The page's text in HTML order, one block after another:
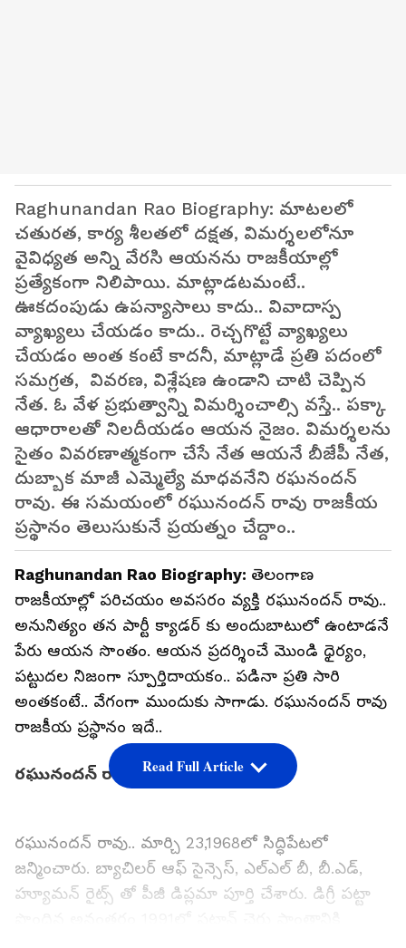
Raghunandan Rao Biography: మాటలలో
చతురత, కార్య శీలతలో దక్షత, విమర్శలలోనూ
వైవిధ్యత అన్ని వేరసి ఆయనను రాజకీయాల్లో
ప్రత్యేకంగా నిలిపాయి. మాట్లాడటమంటే..
ఊకదంపుడు ఉపన్యాసాలు కాదు.. వివాదాస్ప
వ్యాఖ్యలు చేయడం కాదు.. రెచ్చగొట్టే వ్యాఖ్యలు
చేయడం అంత కంటే కాదనీ, మాట్లాడే ప్రతి పదంలో
సమగ్రత, వివరణ, విశ్లేషణ ఉండాని చాటి చెప్పిన
నేత. ఓ వేళ ప్రభుత్వాన్ని విమర్శించాల్సి వస్తే.. పక్కా
ఆధారాలతో నిలదీయడం ఆయన నైజం. విమర్శలను
సైతం వివరణాత్మకంగా చేసే నేత ఆయనే బీజేపీ నేత,
దుబ్బాక మాజీ ఎమ్మెల్యే మాధవనేని రఘనందన్
రావు. ఈ సమయంలో రఘునందన్ రావు రాజకీయ
ప్రస్థానం తెలుసుకునే ప్రయత్నం చేద్దాం..
Raghunandan Rao Biography: తెలంగాణ
రాజకీయాల్లో పరిచయం అవసరం వ్యక్తి రఘునందన్ రావు..
అనునిత్యం తన పార్టీ క్యాడర్ కు అందుబాటులో ఉంటాడనే
పేరు ఆయన సొంతం. ఆయన ప్రదర్శించే మొండి ధైర్యం,
పట్టుదల నిజంగా స్పూర్తిదాయకం.. పడినా ప్రతి సారి
అంతకంటే.. వేగంగా ముందుకు సాగాడు. రఘునందన్ రావు
రాజకీయ ప్రస్థానం ఇదే..
రఘునందన్ రావు బాల్యం, విద్యాభ్యాసం
రఘునందన్ రావు.. మార్చి 23,1968లో సిద్ధిపేటలో
జన్మించారు. బ్యాచిలర్ ఆఫ్ సైన్సెస్, ఎల్ఎల్ బీ, బీ.ఎడ్,
హ్యూమన్ రైట్స్ తో పీజీ డిప్లమా పూర్తి చేశారు. డిగ్రీ పట్టా
Read Full Article